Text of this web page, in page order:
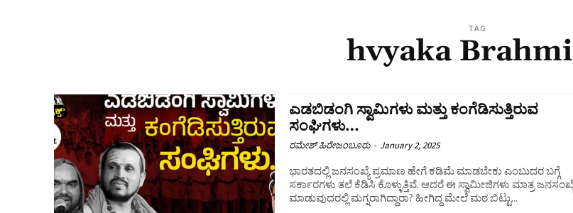
TAG
hvyaka
ಎಡಬಿಡಂಗಿ ಸ್ವಾಮಿಗಳು ಮತ್ತು ಕಂಗೆಡಿಸುತ್ತಿರುವ
ಸಂಘಿಗಳು…
ರಮೇಶ್ ಹಿರೇಜಂಬೂರು - January 2, 2025
ಭಾರತದಲ್ಲಿ ಜನಸಂಖ್ಯೆ ಪ್ರಮಾಣ ಹೇಗೆ ಕಡಿಮೆ ಮಾಡಬೇಕು ಎಂಬುದರ ಬಗ್ಗೆ
ಸರ್ಕಾರಗಳು ತಲೆ ಕೆಡಿಸಿ ಕೊಳ್ಳುತ್ತಿವೆ‌. ಆದರೆ ಈ ಸ್ವಾಮೀಜಿಗಳು ಮಾತ್ರ
ಮಾಡುವುದರಲ್ಲಿ ಮಗ್ನರಾಗಿದ್ದಾರಾ? ಹೀಗಿದ್ದ ಮೇಲೆ ಮಠ ಬಿಟ್ಟು...